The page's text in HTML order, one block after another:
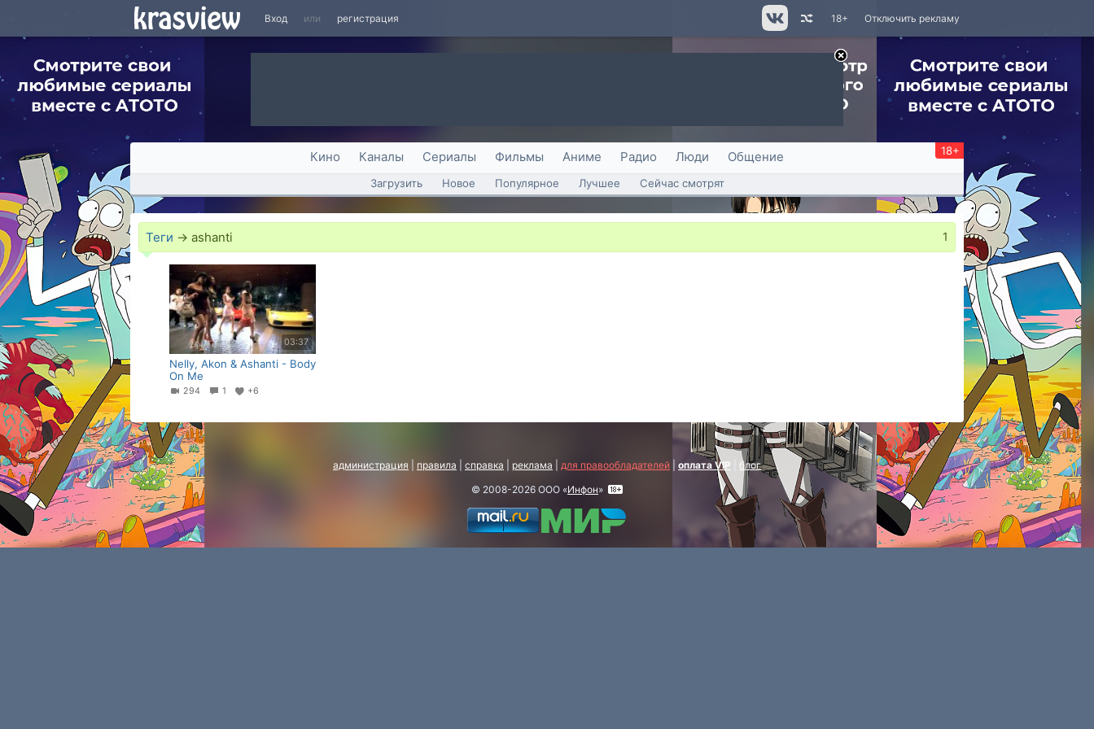
Вход или регистрация Отключить рекламу
18+
Кино Каналы Сериалы Фильмы Аниме Радио Люди Общение 18+
Загрузить Новое Популярное Лучшее Сейчас смотрят
Теги → ashanti 1
03:37
Nelly, Akon & Ashanti - Body
On Me
294 1 +6
администрация правила справка реклама для правообладателей оплата VIP
блог
© 2008-2026 ООО «Инфон»